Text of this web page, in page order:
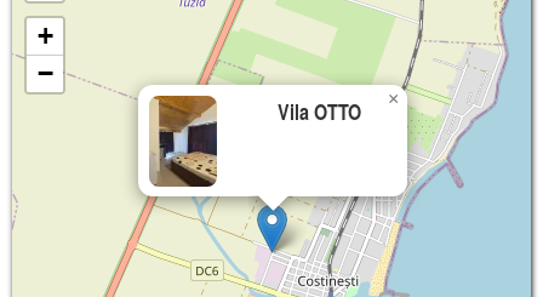
Vila OTTO ×
+
−